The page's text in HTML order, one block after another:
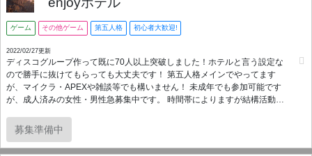
ゲーム その他ゲーム 第五人格 初心者大歓迎!
2022/02/27更新
ディスコグループ作って既に70人以上突破しました！ホテルと言う設定な
ので勝手に抜けてもらっても大丈夫です！ 第五人格メインでやってます
が、マイクラ・APEXや雑談等でも構いません！ 未成年でも参加可能です
が、成人済みの女性・男性急募集中です。 時間帯によりますが結構活動し
らえれば大丈夫です。 ※荒らし行為はご遠慮ください！ ※招待する前に性
別を聞いて招待します。(先に性別が分かり次第招待します) ※ほぼ自由なグ
ループです。 ※イン率高めでなんでもいいので募集かける人募集中！気に
募集準備中